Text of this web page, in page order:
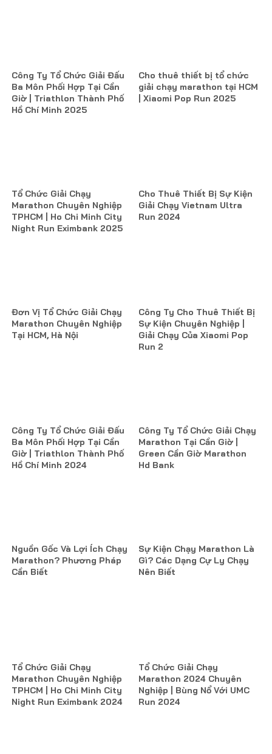
Công Ty Tổ Chức Giải Đấu
Ba Môn Phối Hợp Tại Cần
Giờ | Triathlon Thành Phố
Hồ Chí Minh 2025
Cho thuê thiết bị tổ chức
giải chạy marathon tại HCM
| Xiaomi Pop Run 2025
Tổ Chức Giải Chạy
Marathon Chuyên Nghiệp
TPHCM | Ho Chi Minh City
Night Run Eximbank 2025
Cho Thuê Thiết Bị Sự Kiện
Giải Chạy Vietnam Ultra
Run 2024
Đơn Vị Tổ Chức Giải Chạy
Marathon Chuyên Nghiệp
Tại HCM, Hà Nội
Công Ty Cho Thuê Thiết Bị
Sự Kiện Chuyên Nghiệp |
Giải Chạy Của Xiaomi Pop
Run 2
Công Ty Tổ Chức Giải Đấu
Ba Môn Phối Hợp Tại Cần
Giờ | Triathlon Thành Phố
Hồ Chí Minh 2024
Công Ty Tổ Chức Giải Chạy
Marathon Tại Cần Giờ |
Green Cần Giờ Marathon
Hd Bank
Nguồn Gốc Và Lợi Ích Chạy
Marathon? Phương Pháp
Cần Biết
Sự Kiện Chạy Marathon Là
Gì? Các Dạng Cự Ly Chạy
Nên Biết
Tổ Chức Giải Chạy
Marathon Chuyên Nghiệp
TPHCM | Ho Chi Minh City
Night Run Eximbank 2024
Tổ Chức Giải Chạy
Marathon 2024 Chuyên
Nghiệp | Bùng Nổ Với UMC
Run 2024